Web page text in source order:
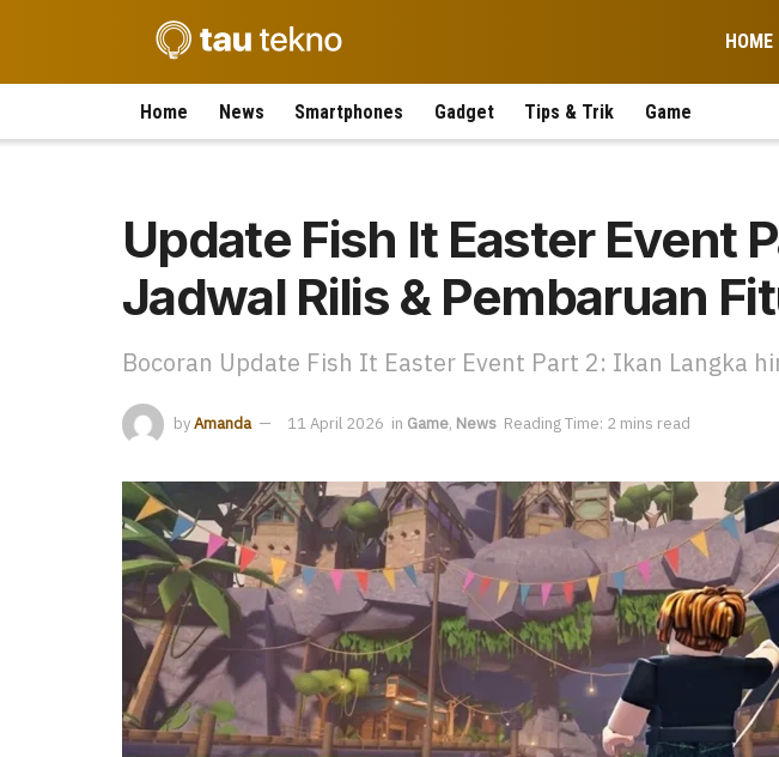
HOME
Home News Smartphones Gadget Tips & Trik Game
Update Fish It Easter Event
Jadwal Rilis & Pembaruan
Bocoran Update Fish It Easter Event Part 2: Ikan Langka
byAmanda 11 April 2026 in Game, News Reading Time: 2 mins read